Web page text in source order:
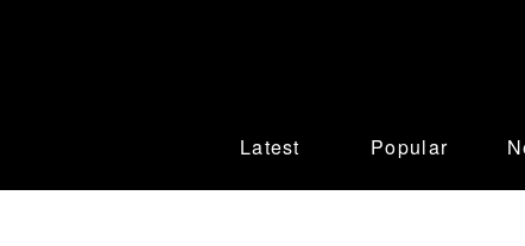
Latest Popular